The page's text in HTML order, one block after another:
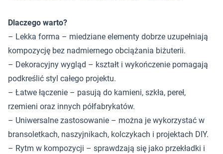
Dlaczego warto?
– Lekka forma – miedziane elementy dobrze uzupełniają
kompozycję bez nadmiernego obciążania biżuterii.
– Dekoracyjny wygląd – kształt i wykończenie pomagają
podkreślić styl całego projektu.
– Łatwe łączenie – pasują do kamieni, szkła, pereł,
rzemieni oraz innych półfabrykatów.
– Uniwersalne zastosowanie – można je wykorzystać w
bransoletkach, naszyjnikach, kolczykach i projektach DIY.
– Rytm w kompozycji – sprawdzają się jako przekładki i